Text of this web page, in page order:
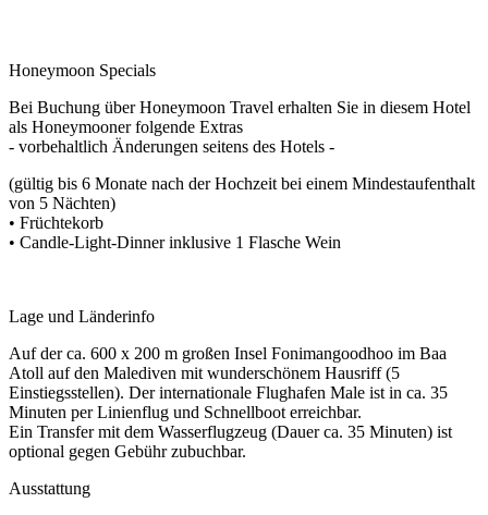
Honeymoon Specials
Bei Buchung über Honeymoon Travel erhalten Sie in diesem Hotel
als Honeymooner folgende Extras
- vorbehaltlich Änderungen seitens des Hotels -
(gültig bis 6 Monate nach der Hochzeit bei einem Mindestaufenthalt
von 5 Nächten)
• Früchtekorb
• Candle-Light-Dinner inklusive 1 Flasche Wein
Lage und Länderinfo
Auf der ca. 600 x 200 m großen Insel Fonimangoodhoo im Baa
Atoll auf den Malediven mit wunderschönem Hausriff (5
Einstiegsstellen). Der internationale Flughafen Male ist in ca. 35
Minuten per Linienflug und Schnellboot erreichbar.
Ein Transfer mit dem Wasserflugzeug (Dauer ca. 35 Minuten) ist
optional gegen Gebühr zubuchbar.
Ausstattung